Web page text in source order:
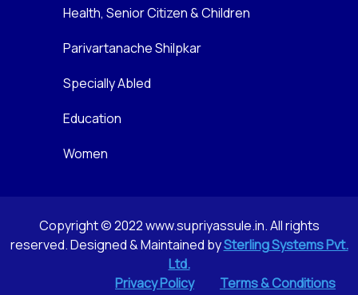
Health, Senior Citizen & Children
Parivartanache Shilpkar
Specially Abled
Education
Women
Copyright © 2022 www.supriyassule.in. All rights
reserved. Designed & Maintained bySterling Systems Pvt.
Ltd.
Privacy Policy
Terms & Conditions